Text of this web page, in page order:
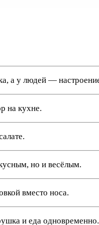
а у людей —
на кухне.
но и весёлым.
вместо носа.
и еда одновременно.